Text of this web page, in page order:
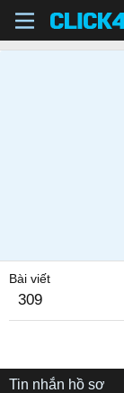
Bài viết
309
Tin nhắn hồ sơ